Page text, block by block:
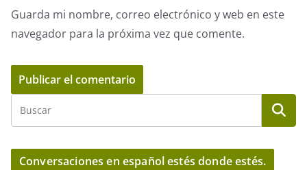
Guarda mi nombre, correo electrónico y web en este
navegador para la próxima vez que comente.
Conversaciones en español estés donde estés.